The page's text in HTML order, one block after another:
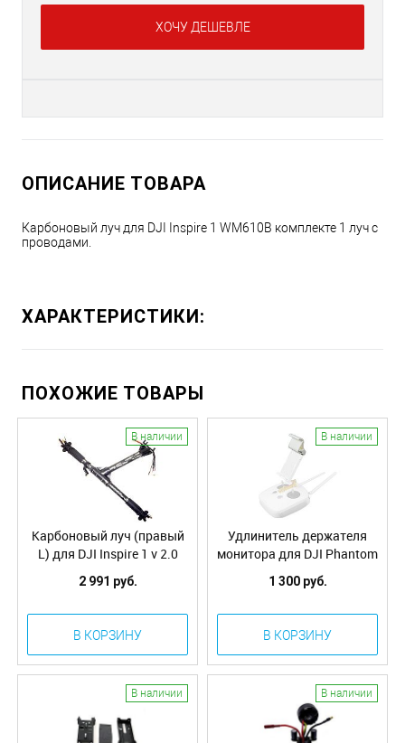
ХОЧУ ДЕШЕВЛЕ
ОПИСАНИЕ ТОВАРА
Карбоновый луч для DJI Inspire 1 WM610В комплекте 1 луч с
проводами.
ХАРАКТЕРИСТИКИ:
ПОХОЖИЕ ТОВАРЫ
В наличии
Карбоновый луч (правый
L) для DJI Inspire 1 v 2.0
2 991 руб.
В КОРЗИНУ
В наличии
Удлинитель держателя
монитора для DJI Phantom
3/Inspire 1
1 300 руб.
В КОРЗИНУ
В наличии В наличии